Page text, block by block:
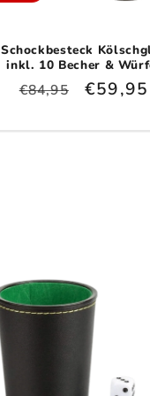
Schockbesteck
inkl. 10 Becher &
Normaler
€84,95 €59,95